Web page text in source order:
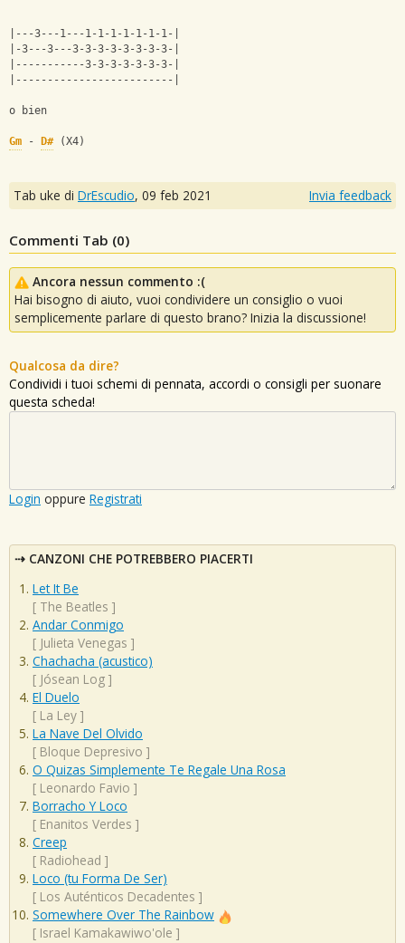
|---3---1---1-1-1-1-1-1-1-|
|-3---3---3-3-3-3-3-3-3-3-|
|-----------3-3-3-3-3-3-3-|
|-------------------------|
o bien
Gm - D# (X4)
Tab uke di DrEscudio, 09 feb 2021 Invia feedback
Commenti Tab (0)
Ancora nessun commento :(
Hai bisogno di aiuto, vuoi condividere un consiglio o vuoi
semplicemente parlare di questo brano? Inizia la discussione!
Qualcosa da dire?
Condividi i tuoi schemi di pennata, accordi o consigli per suonare
questa scheda!
Login oppure Registrati
CANZONI CHE POTREBBERO PIACERTI
Let It Be
[ The Beatles ]
Andar Conmigo
[ Julieta Venegas ]
Chachacha (acustico)
[ Jósean Log ]
El Duelo
[ La Ley ]
La Nave Del Olvido
[ Bloque Depresivo ]
O Quizas Simplemente Te Regale Una Rosa
[ Leonardo Favio ]
Borracho Y Loco
[ Enanitos Verdes ]
Creep
[ Radiohead ]
Loco (tu Forma De Ser)
[ Los Auténticos Decadentes ]
Somewhere Over The Rainbow
[ Israel Kamakawiwo'ole ]